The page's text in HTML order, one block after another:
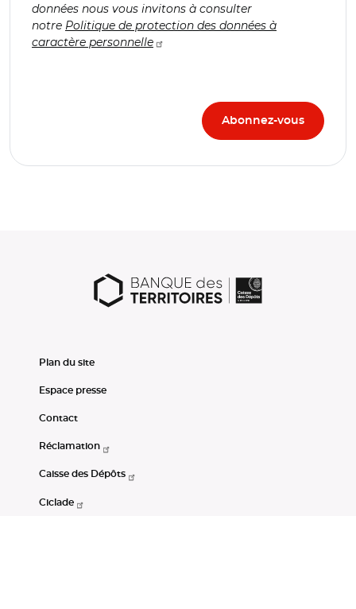
données nous vous invitons à consulter
notre Politique de protection des données à
caractère personnelle
Plan du site
Espace presse
Contact
Réclamation
Caisse des Dépôts
Ciclade